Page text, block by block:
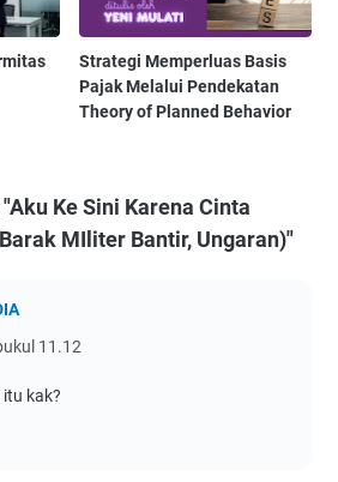
Strategi Memperluas Basis
Pajak Melalui Pendekatan
Theory of Planned Behavior
Ke Sini Karena Cinta
MIliter Bantir, Ungaran)"
11.12
kak?